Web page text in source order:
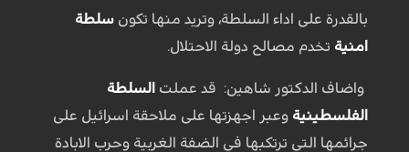
بالقدرة على اداء السلطة، وتريد منها تكون سلطة
امنية تخدم مصالح دولة الاحتلال.
واضاف الدكتور شاهين: قد عملت السلطة
الفلسطينية وعبر اجهزتها على ملاحقة اسرائيل على
جرائمها التي ترتكبها في الضفة الغربية وحرب الابادة